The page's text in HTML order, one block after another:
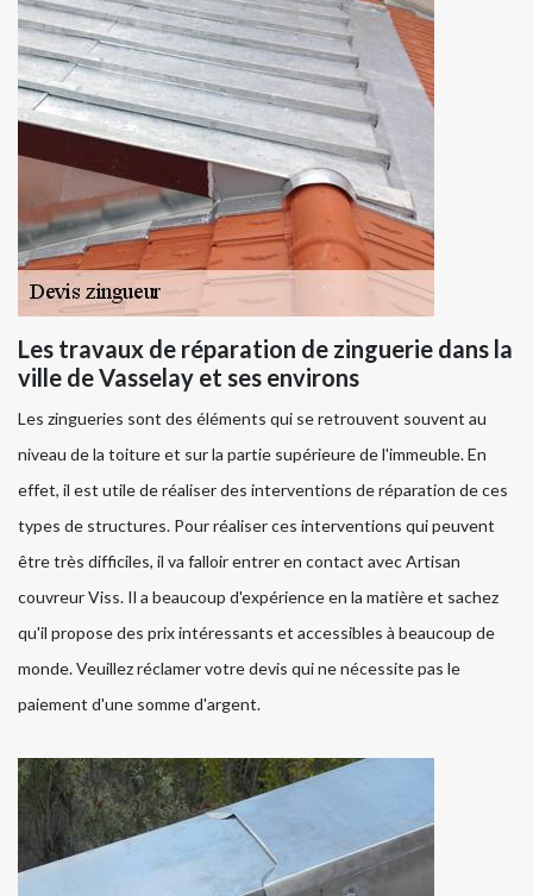
Les travaux de réparation de zinguerie dans la
ville de Vasselay et ses environs
Les zingueries sont des éléments qui se retrouvent souvent au
niveau de la toiture et sur la partie supérieure de l'immeuble. En
effet, il est utile de réaliser des interventions de réparation de ces
types de structures. Pour réaliser ces interventions qui peuvent
être très difficiles, il va falloir entrer en contact avec Artisan
couvreur Viss. Il a beaucoup d'expérience en la matière et sachez
qu'il propose des prix intéressants et accessibles à beaucoup de
monde. Veuillez réclamer votre devis qui ne nécessite pas le
paiement d'une somme d'argent.